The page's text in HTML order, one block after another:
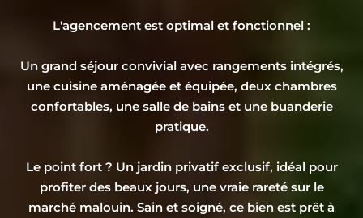
L'agencement est optimal et fonctionnel :
Un grand séjour convivial avec rangements intégrés,
une cuisine aménagée et équipée, deux chambres
confortables, une salle de bains et une buanderie
pratique.
Le point fort ? Un jardin privatif exclusif, idéal pour
profiter des beaux jours, une vraie rareté sur le
marché malouin. Sain et soigné, ce bien est prêt à